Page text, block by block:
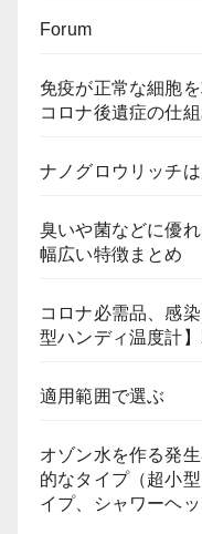
Forum
免疫が正常な細胞
コロナ後遺症の仕
ナノグロウリッチ
臭いや菌などに優
幅広い特徴まとめ
コロナ必需品、感
型ハンディ温度計
適用範囲で選ぶ
オゾン水を作る発
的なタイプ（超小
イプ、シャワーヘッ